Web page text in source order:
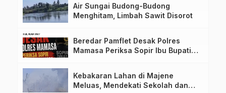
Air Sungai Budong-Budong
Menghitam, Limbah Sawit Disorot
Beredar Pamflet Desak Polres
Mamasa Periksa Sopir Ibu Bupati
Kebakaran Lahan di Majene
Meluas, Mendekati Sekolah dan